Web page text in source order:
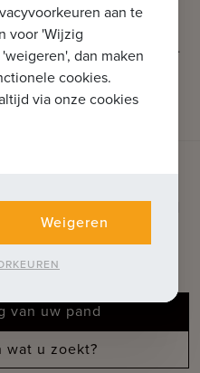
voor meer info: tel.
U BETEKENEN
diensten
van uw pand
wat u zoekt?
aan te
voor 'Wijzig
dan maken
cookies.
via onze cookies
Weigeren